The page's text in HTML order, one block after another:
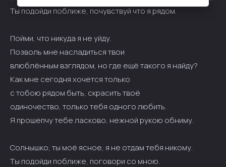
Ты подойди поближе, почувствуй что я рядом.
Пойми, что никуда я не уйду.
Позволь мне насладиться твои
влюблённым взглядом, но где ещё такого я найду?
Как мне сегодня хочется только
с тобою рядом быть, скрасить твоё
одиночество, только тебя одного любить.
Я прошепчу тебе ласково, нежной рукою обниму.
Солнышко, ты моё ясное, я не отдам тебя никому.
Ты подойди поближе, поговори со мною.